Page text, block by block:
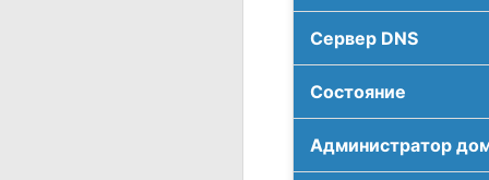
Сервер DNS
Соcтояние
Администратор